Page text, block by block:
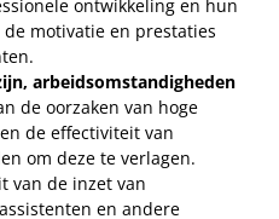
ontwikkeling en hun
motivatie en prestaties
arbeidsomstandigheden
de oorzaken van hoge
de effectiviteit van
om deze te verlagen.
van de inzet van
en andere